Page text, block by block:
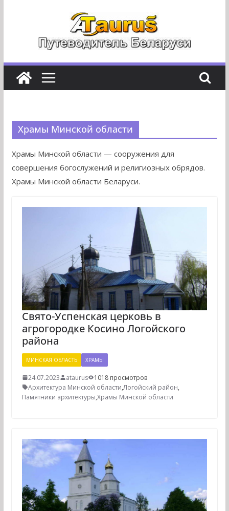
Храмы Минской области
Храмы Минской области — сооружения для
совершения богослужений и религиозных обрядов.
Храмы Минской области Беларуси.
Свято-Успенская церковь в
агрогородке Косино Логойского
района
МИНСКАЯ ОБЛАСТЬ ХРАМЫ
24.07.2023 ataurus
1018 просмотров
Архитектура Минской области,Логойский район,
Памятники архитектуры,Храмы Минской области